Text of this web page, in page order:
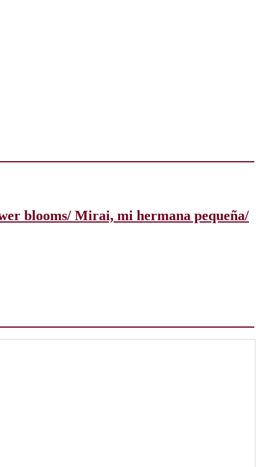
blooms/ Mirai, mi hermana pequeña/